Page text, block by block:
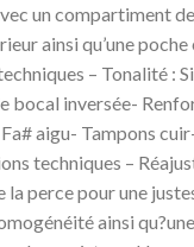
un compartiment
ainsi qu’une
– Tonalité :
bocal inversée-
aigu- Tampons
techniques –
perce pour une
ainsi